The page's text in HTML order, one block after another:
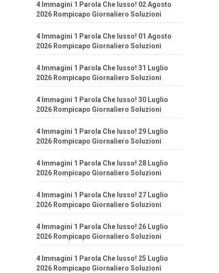
4 Immagini 1 Parola Che lusso! 02 Agosto
2026 Rompicapo Giornaliero Soluzioni
4 Immagini 1 Parola Che lusso! 01 Agosto
2026 Rompicapo Giornaliero Soluzioni
4 Immagini 1 Parola Che lusso! 31 Luglio
2026 Rompicapo Giornaliero Soluzioni
4 Immagini 1 Parola Che lusso! 30 Luglio
2026 Rompicapo Giornaliero Soluzioni
4 Immagini 1 Parola Che lusso! 29 Luglio
2026 Rompicapo Giornaliero Soluzioni
4 Immagini 1 Parola Che lusso! 28 Luglio
2026 Rompicapo Giornaliero Soluzioni
4 Immagini 1 Parola Che lusso! 27 Luglio
2026 Rompicapo Giornaliero Soluzioni
4 Immagini 1 Parola Che lusso! 26 Luglio
2026 Rompicapo Giornaliero Soluzioni
4 Immagini 1 Parola Che lusso! 25 Luglio
2026 Rompicapo Giornaliero Soluzioni